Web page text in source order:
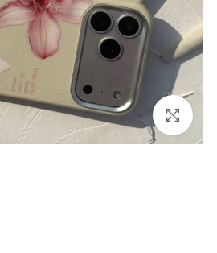
برای بزرگنمایی کلیک کنید